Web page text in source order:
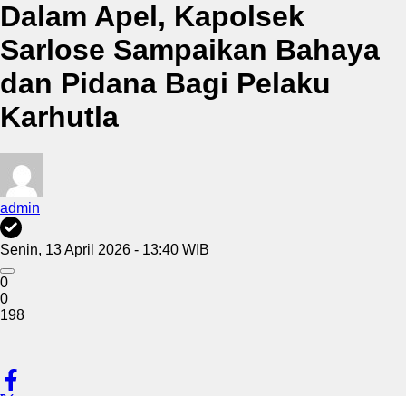
Dalam Apel, Kapolsek
Sarlose Sampaikan Bahaya
dan Pidana Bagi Pelaku
Karhutla
admin
Senin, 13 April 2026 - 13:40 WIB
0
0
198